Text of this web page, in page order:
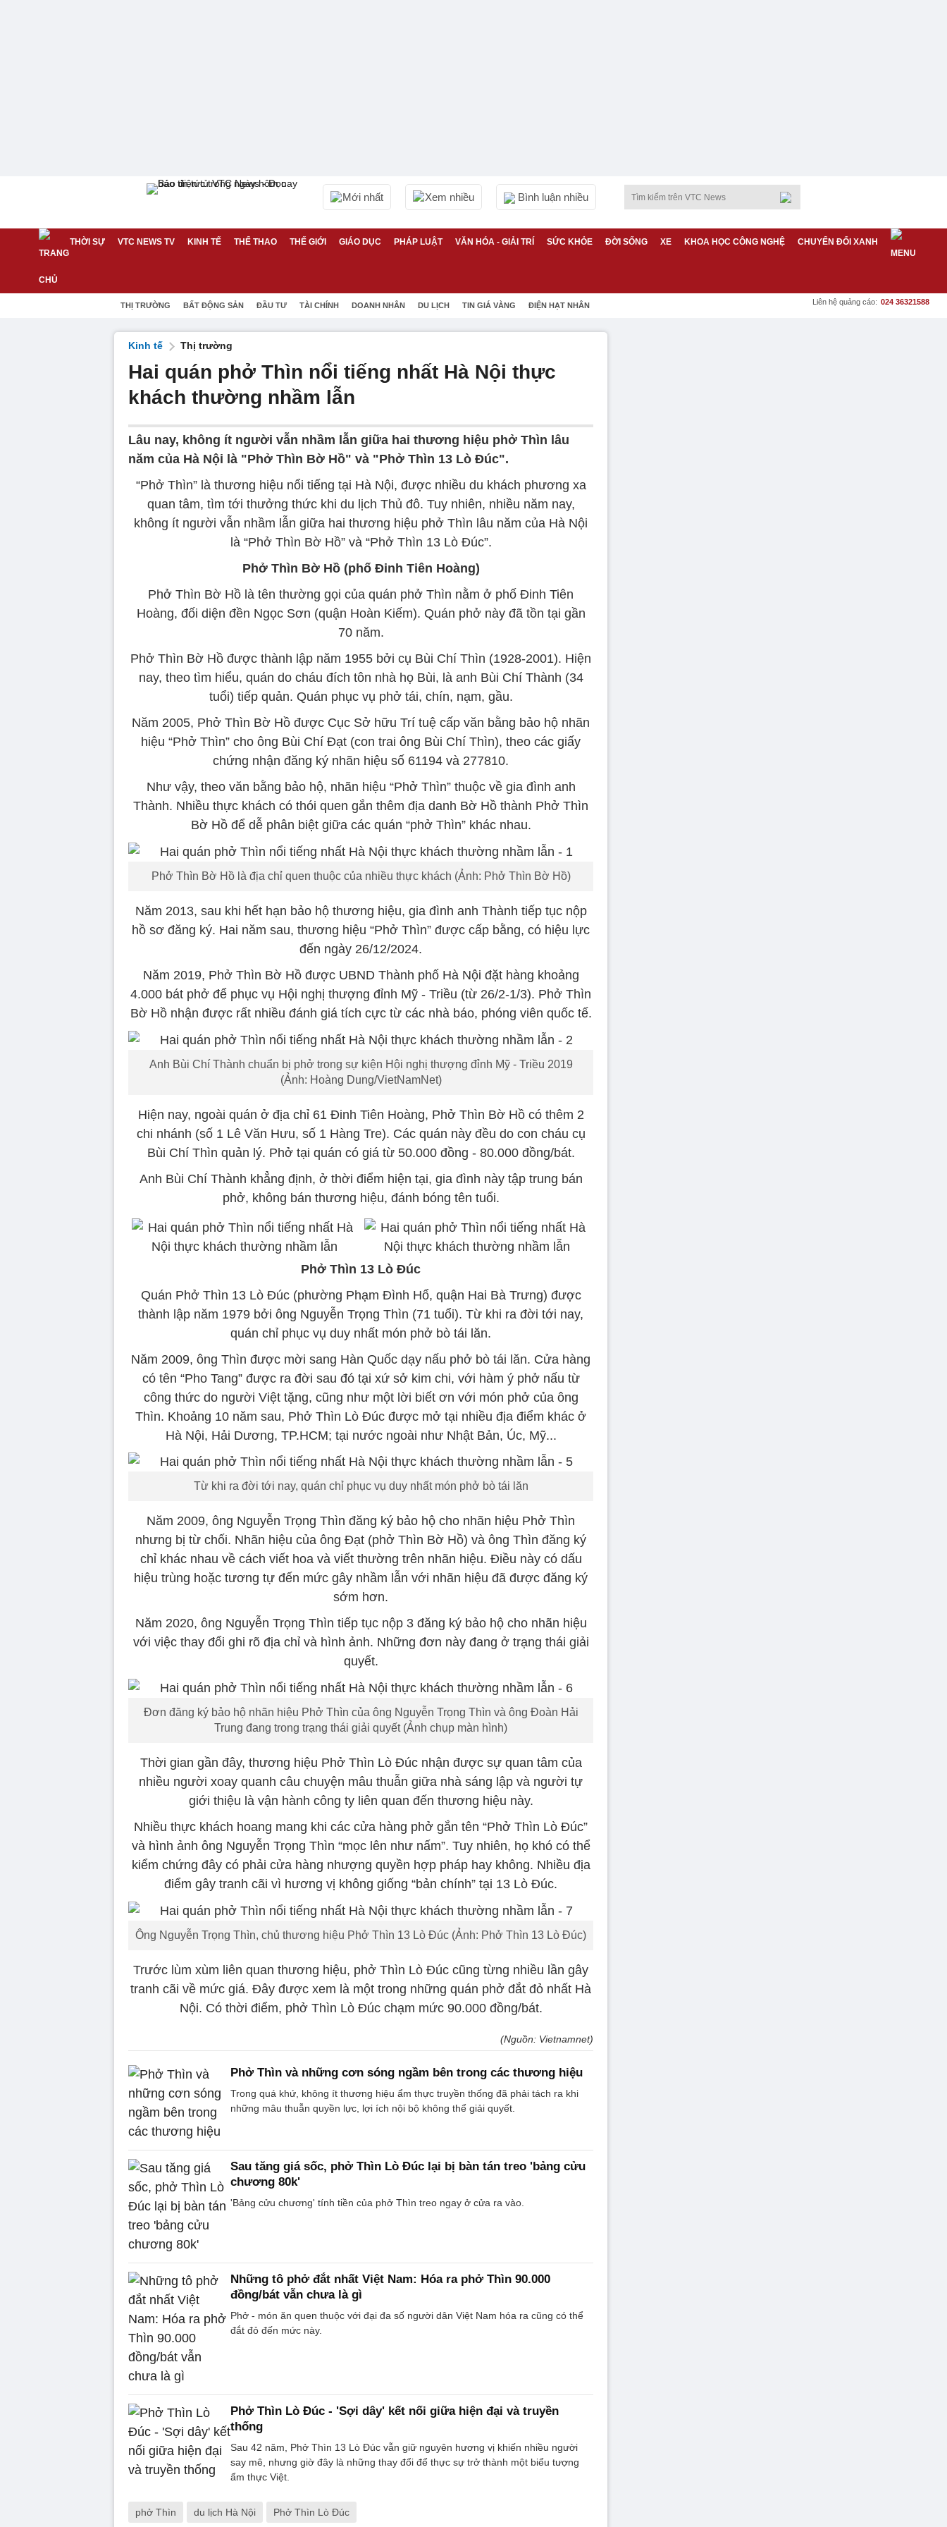
Mới nhất Xem nhiều Bình luận nhiều
THỜI SỰ VTC NEWS TV KINH TẾ THỂ THAO THẾ GIỚI GIÁO DỤC PHÁP LUẬT VĂN HÓA - GIẢI TRÍ SỨC KHỎE ĐỜI SỐNG XE KHOA HỌC CÔNG NGHỆ CHUYỂN ĐỔI XANH
THỊ TRƯỜNG BẤT ĐỘNG SẢN ĐẦU TƯ TÀI CHÍNH DOANH NHÂN DU LỊCH TIN GIÁ VÀNG ĐIỆN HẠT NHÂN Liên hệ quảng cáo: 024 36321588
Kinh tế Thị trường
Hai quán phở Thìn nổi tiếng nhất Hà Nội thực
khách thường nhầm lẫn
Lâu nay, không ít người vẫn nhầm lẫn giữa hai thương hiệu phở Thìn lâu
năm của Hà Nội là "Phở Thìn Bờ Hồ" và "Phở Thìn 13 Lò Đúc".
“Phở Thìn” là thương hiệu nổi tiếng tại Hà Nội, được nhiều du khách phương xa
quan tâm, tìm tới thưởng thức khi du lịch Thủ đô. Tuy nhiên, nhiều năm nay,
không ít người vẫn nhầm lẫn giữa hai thương hiệu phở Thìn lâu năm của Hà Nội
là “Phở Thìn Bờ Hồ” và “Phở Thìn 13 Lò Đúc”.
Phở Thìn Bờ Hồ (phố Đinh Tiên Hoàng)
Phở Thìn Bờ Hồ là tên thường gọi của quán phở Thìn nằm ở phố Đinh Tiên
Hoàng, đối diện đền Ngọc Sơn (quận Hoàn Kiếm). Quán phở này đã tồn tại gần
70 năm.
Phở Thìn Bờ Hồ được thành lập năm 1955 bởi cụ Bùi Chí Thìn (1928-2001). Hiện
nay, theo tìm hiểu, quán do cháu đích tôn nhà họ Bùi, là anh Bùi Chí Thành (34
tuổi) tiếp quản. Quán phục vụ phở tái, chín, nạm, gầu.
Năm 2005, Phở Thìn Bờ Hồ được Cục Sở hữu Trí tuệ cấp văn bằng bảo hộ nhãn
hiệu “Phở Thìn” cho ông Bùi Chí Đạt (con trai ông Bùi Chí Thìn), theo các giấy
chứng nhận đăng ký nhãn hiệu số 61194 và 277810.
Như vậy, theo văn bằng bảo hộ, nhãn hiệu “Phở Thìn” thuộc về gia đình anh
Thành. Nhiều thực khách có thói quen gắn thêm địa danh Bờ Hồ thành Phở Thìn
Bờ Hồ để dễ phân biệt giữa các quán “phở Thìn” khác nhau.
Phở Thìn Bờ Hồ là địa chỉ quen thuộc của nhiều thực khách (Ảnh: Phở Thìn Bờ Hồ)
Năm 2013, sau khi hết hạn bảo hộ thương hiệu, gia đình anh Thành tiếp tục nộp
hồ sơ đăng ký. Hai năm sau, thương hiệu “Phở Thìn” được cấp bằng, có hiệu lực
đến ngày 26/12/2024.
Năm 2019, Phở Thìn Bờ Hồ được UBND Thành phố Hà Nội đặt hàng khoảng
4.000 bát phở để phục vụ Hội nghị thượng đỉnh Mỹ - Triều (từ 26/2-1/3). Phở Thìn
Bờ Hồ nhận được rất nhiều đánh giá tích cực từ các nhà báo, phóng viên quốc tế.
Anh Bùi Chí Thành chuẩn bị phở trong sự kiện Hội nghị thượng đỉnh Mỹ - Triều 2019
(Ảnh: Hoàng Dung/VietNamNet)
Hiện nay, ngoài quán ở địa chỉ 61 Đinh Tiên Hoàng, Phở Thìn Bờ Hồ có thêm 2
chi nhánh (số 1 Lê Văn Hưu, số 1 Hàng Tre). Các quán này đều do con cháu cụ
Bùi Chí Thìn quản lý. Phở tại quán có giá từ 50.000 đồng - 80.000 đồng/bát.
Anh Bùi Chí Thành khẳng định, ở thời điểm hiện tại, gia đình này tập trung bán
phở, không bán thương hiệu, đánh bóng tên tuổi.
Phở Thìn 13 Lò Đúc
Quán Phở Thìn 13 Lò Đúc (phường Phạm Đình Hổ, quận Hai Bà Trưng) được
thành lập năm 1979 bởi ông Nguyễn Trọng Thìn (71 tuổi). Từ khi ra đời tới nay,
quán chỉ phục vụ duy nhất món phở bò tái lăn.
Năm 2009, ông Thìn được mời sang Hàn Quốc dạy nấu phở bò tái lăn. Cửa hàng
có tên “Pho Tang” được ra đời sau đó tại xứ sở kim chi, với hàm ý phở nấu từ
công thức do người Việt tặng, cũng như một lời biết ơn với món phở của ông
Thìn. Khoảng 10 năm sau, Phở Thìn Lò Đúc được mở tại nhiều địa điểm khác ở
Hà Nội, Hải Dương, TP.HCM; tại nước ngoài như Nhật Bản, Úc, Mỹ...
Từ khi ra đời tới nay, quán chỉ phục vụ duy nhất món phở bò tái lăn
Năm 2009, ông Nguyễn Trọng Thìn đăng ký bảo hộ cho nhãn hiệu Phở Thìn
nhưng bị từ chối. Nhãn hiệu của ông Đạt (phở Thìn Bờ Hồ) và ông Thìn đăng ký
chỉ khác nhau về cách viết hoa và viết thường trên nhãn hiệu. Điều này có dấu
hiệu trùng hoặc tương tự đến mức gây nhầm lẫn với nhãn hiệu đã được đăng ký
sớm hơn.
Năm 2020, ông Nguyễn Trọng Thìn tiếp tục nộp 3 đăng ký bảo hộ cho nhãn hiệu
với việc thay đổi ghi rõ địa chỉ và hình ảnh. Những đơn này đang ở trạng thái giải
quyết.
Đơn đăng ký bảo hộ nhãn hiệu Phở Thìn của ông Nguyễn Trọng Thìn và ông Đoàn Hải
Trung đang trong trạng thái giải quyết (Ảnh chụp màn hình)
Thời gian gần đây, thương hiệu Phở Thìn Lò Đúc nhận được sự quan tâm của
nhiều người xoay quanh câu chuyện mâu thuẫn giữa nhà sáng lập và người tự
giới thiệu là vận hành công ty liên quan đến thương hiệu này.
Nhiều thực khách hoang mang khi các cửa hàng phở gắn tên “Phở Thìn Lò Đúc”
và hình ảnh ông Nguyễn Trọng Thìn “mọc lên như nấm”. Tuy nhiên, họ khó có thể
kiểm chứng đây có phải cửa hàng nhượng quyền hợp pháp hay không. Nhiều địa
điểm gây tranh cãi vì hương vị không giống “bản chính” tại 13 Lò Đúc.
Ông Nguyễn Trọng Thìn, chủ thương hiệu Phở Thìn 13 Lò Đúc (Ảnh: Phở Thìn 13 Lò Đúc)
Trước lùm xùm liên quan thương hiệu, phở Thìn Lò Đúc cũng từng nhiều lần gây
tranh cãi về mức giá. Đây được xem là một trong những quán phở đắt đỏ nhất Hà
Nội. Có thời điểm, phở Thìn Lò Đúc chạm mức 90.000 đồng/bát.
(Nguồn: Vietnamnet)
Phở Thìn và những cơn sóng ngầm bên trong các thương hiệu
Trong quá khứ, không ít thương hiệu ẩm thực truyền thống đã phải tách ra khi
những mâu thuẫn quyền lực, lợi ích nội bộ không thể giải quyết.
Sau tăng giá sốc, phở Thìn Lò Đúc lại bị bàn tán treo 'bảng cửu
chương 80k'
'Bảng cửu chương' tính tiền của phở Thìn treo ngay ở cửa ra vào.
Những tô phở đắt nhất Việt Nam: Hóa ra phở Thìn 90.000
đồng/bát vẫn chưa là gì
Phở - món ăn quen thuộc với đại đa số người dân Việt Nam hóa ra cũng có thể
đắt đỏ đến mức này.
Phở Thìn Lò Đúc - 'Sợi dây' kết nối giữa hiện đại và truyền
thống
Sau 42 năm, Phở Thìn 13 Lò Đúc vẫn giữ nguyên hương vị khiến nhiều người
say mê, nhưng giờ đây là những thay đổi để thực sự trở thành một biểu tượng
ẩm thực Việt.
phở Thìn du lịch Hà Nội Phở Thìn Lò Đúc